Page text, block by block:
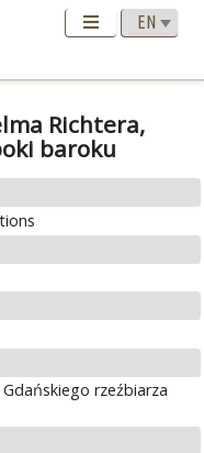
Richtera,
baroku
rzeźbiarza